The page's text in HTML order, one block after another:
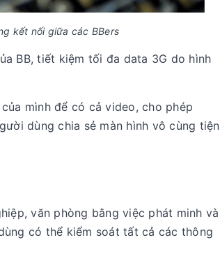
kết nối giữa các BBers
BB, tiết kiệm tối đa data 3G do hình
mình để có cả video, cho phép
dùng chia sẻ màn hình vô cùng tiện
văn phòng bằng việc phát minh và
có thể kiểm soát tất cả các thông